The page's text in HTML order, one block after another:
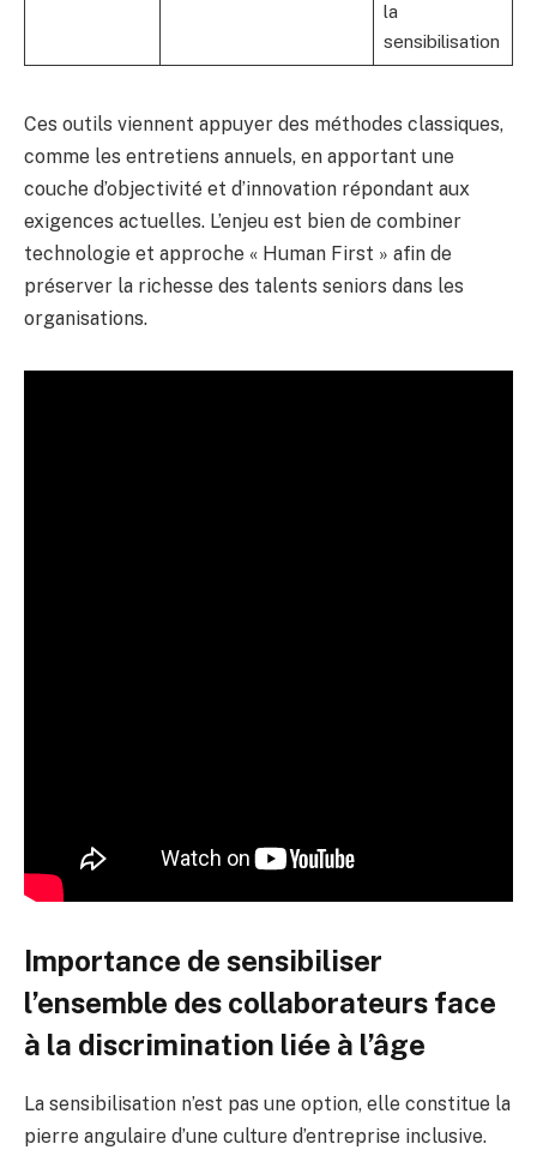
la
sensibilisation
Ces outils viennent appuyer des méthodes classiques,
comme les entretiens annuels, en apportant une
couche d’objectivité et d’innovation répondant aux
exigences actuelles. L’enjeu est bien de combiner
technologie et approche « Human First » afin de
préserver la richesse des talents seniors dans les
organisations.
Importance de sensibiliser
l’ensemble des collaborateurs face
à la discrimination liée à l’âge
La sensibilisation n’est pas une option, elle constitue la
pierre angulaire d’une culture d’entreprise inclusive.